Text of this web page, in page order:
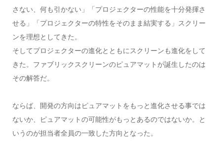
さない、何も引かない」「プロジェクターの性能を十分発揮さ
せる」「プロジェクターの特性をそのまま結実する」スクリー
ンを理想としてきた。
そしてプロジェクターの進化とともにスクリーンも進化をして
きた。ファブリックスクリーンのピュアマットが誕生したのは
その解答だ。
ならば、開発の方向はピュアマットをもっと進化させる事では
ないか、ピュアマットの可能性がもっとあるのではないか。と
いうのが担当者全員の一致した方向となった。